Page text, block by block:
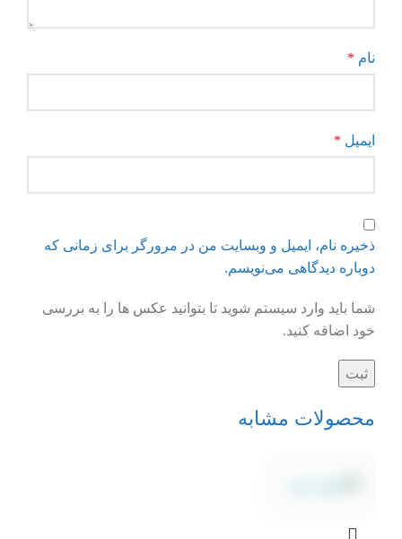
نام *
ایمیل *
ذخیره نام، ایمیل و وبسایت من در مرورگر برای زمانی که
دوباره دیدگاهی می‌نویسم.
شما باید وارد سیستم شوید تا بتوانید عکس ها را به بررسی
خود اضافه کنید.
محصولات مشابه